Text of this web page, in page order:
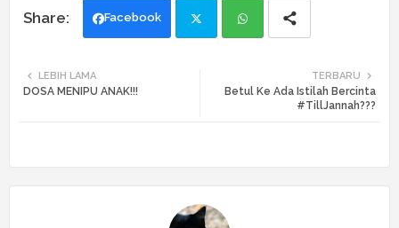
Facebook
ats
TERBARU
Betul Ke Ada Istilah Bercinta
#TillJannah???
LEBIH LAMA
DOSA MENIPU ANAK!!!